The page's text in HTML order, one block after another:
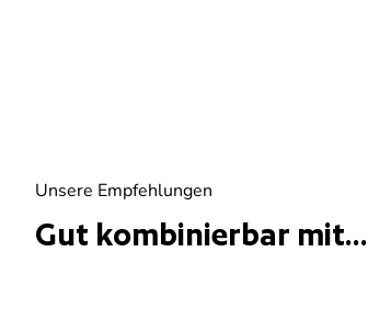
Unsere Empfehlungen
Gut kombinierbar mit...